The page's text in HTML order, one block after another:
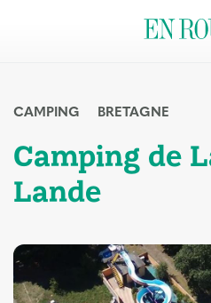
CAMPING BRETAGNE
Camping de
Lande